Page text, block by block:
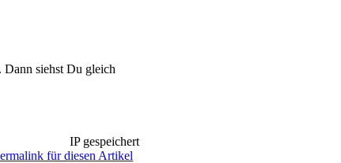
Dann siehst Du gleich
IP gespeichert
für diesen Artikel